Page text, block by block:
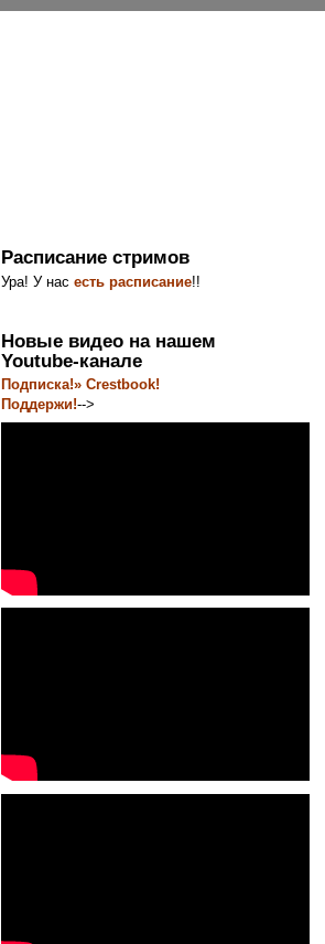
Расписание стримов
Ура! У насесть расписание!!
Новые видео на нашем
Youtube-канале
Подписка!» Crestbook!
Поддержи!-->